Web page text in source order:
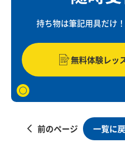
持ち物は筆記用具だけ！
無料体験レッ
前のページ 一覧に